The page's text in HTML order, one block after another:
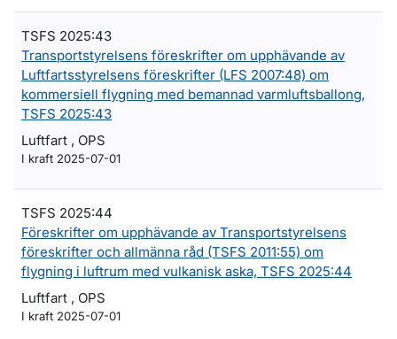
TSFS 2025:43
Transportstyrelsens föreskrifter om upphävande av
Luftfartsstyrelsens föreskrifter (LFS 2007:48) om
kommersiell flygning med bemannad varmluftsballong,
TSFS 2025:43
Luftfart , OPS
I kraft 2025-07-01
TSFS 2025:44
Föreskrifter om upphävande av Transportstyrelsens
föreskrifter och allmänna råd (TSFS 2011:55) om
flygning i luftrum med vulkanisk aska, TSFS 2025:44
Luftfart , OPS
I kraft 2025-07-01